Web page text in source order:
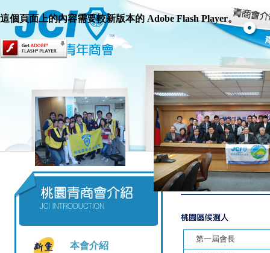
這個頁面上的內容需要較新版本的 Adobe Flash Player。
本會介紹
第一屆會長